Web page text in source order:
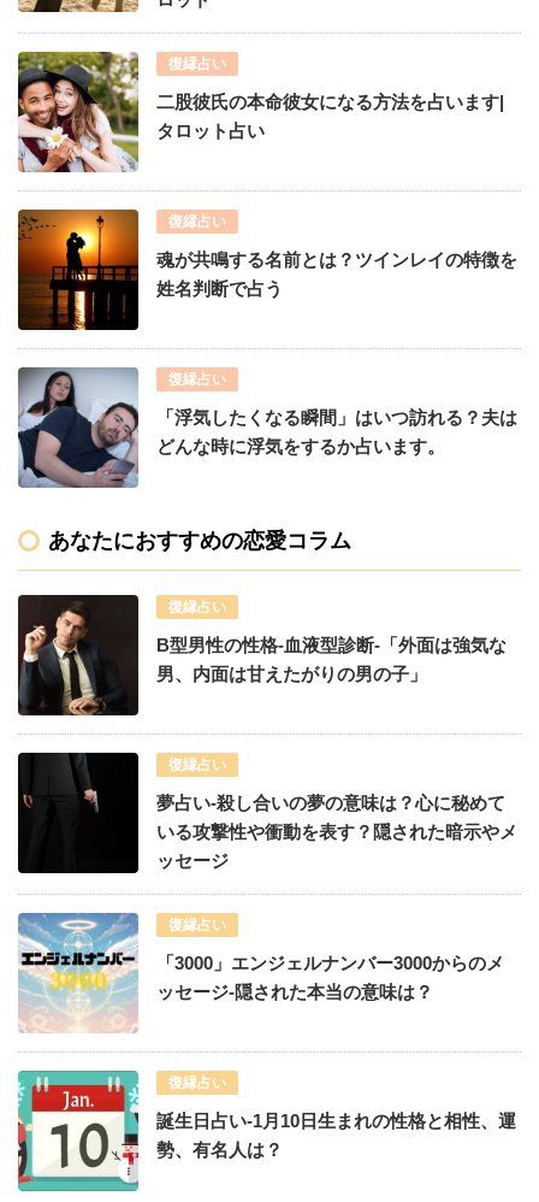
復縁占い
二股彼氏の本命彼女になる方法を占います|
タロット占い
復縁占い
魂が共鳴する名前とは？ツインレイの特徴を
姓名判断で占う
復縁占い
「浮気したくなる瞬間」はいつ訪れる？夫は
どんな時に浮気をするか占います。
あなたにおすすめの恋愛コラム
復縁占い
B型男性の性格-血液型診断-「外面は強気な
男、内面は甘えたがりの男の子」
復縁占い
夢占い-殺し合いの夢の意味は？心に秘めて
いる攻撃性や衝動を表す？隠された暗示やメ
ッセージ
復縁占い
「3000」エンジェルナンバー3000からのメ
ッセージ-隠された本当の意味は？
復縁占い
誕生日占い-1月10日生まれの性格と相性、運
勢、有名人は？